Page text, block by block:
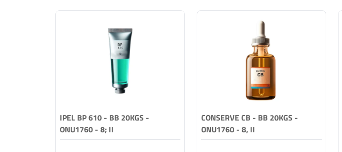
IPEL BP 610 - BB 20KGS -
ONU1760 - 8; II
CONSERVE CB - BB 20KGS -
ONU1760 - 8, II